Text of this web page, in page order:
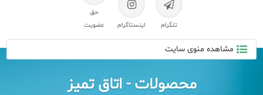
تلگرام اینستاگرام
حق
عضویت
مشاهده منوی سایت
محصولات - اتاق تمیز